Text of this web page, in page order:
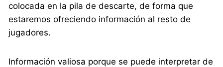
colocada en la pila de descarte, de forma que
estaremos ofreciendo información al resto de
jugadores.
Información valiosa porque se puede interpretar de